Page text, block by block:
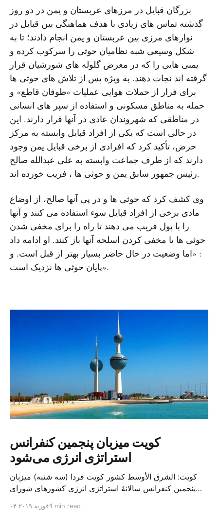
بزرگان قبایل در مرزهای عربستان و یمن در دو روز
گذشته تماس های زیادی با هدف هماهنگی بین قبایل در
نوارهای مرزی بین عربستان و یمن انجام دادند؛ تا به
شکل وسیعی شبه نظامیان حوثی را سرکوب کرده و
یمنی هایی را که در معرض گلوله های شورشیان قرار
گرفته اند نجات دهند. به ویژه پس از تلاش های حوثی ها
برای فرار از حملات هوایی عملیات «طوفان قاطع» و
حمله به مناطق مسکونی و استفاده از سپر های انسانی
در مناطقی که شهروندان عادی در آنها قرار دارند. این
در حالی است که یکی از افراد قبایل وابسته به مرکز
حرض، تأکید کرد که افرادی از برخی قبایل یمن وجود
دارند که از طرف جماعت وابسته به علی عبدالله صالح
رئیس جمهور سابق یمن و حوثی ها ، فریب خورده اند.
وی کشف کرد که حوثی ها و در پی آنها صالح، از اوضاع
مادی برخی از افراد قبایل سوء استفاده می کنند و آنها
را با پول فریب می دهند تا راه را برای مخفی شدن
حوثی ها یا مخفی کردن اسلحه آنها باز کنند. او ادامه داد
: «اما وضعیت در حال حاضر بسیار بهتر از قبل است. و
پایان حوثی ها نزدیک است».
کویت میزبان پنجمین کنفرانس
استراتژی انرژی می‌شود
کویت: الشرق الأوسط کشور کویت فردا (سه شنبه) میزبان
پنجمین کنفرانس سالانهٔ استراتژی انرژی کشورهای شورای
متخصص از شرکت‌های جهانی نفت و گاز در این کنفرانس
۰۴ فوریه ۲۰۱۹1 min read